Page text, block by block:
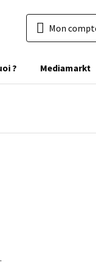
Mon
? Mediamarkt